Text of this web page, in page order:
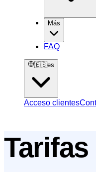
Más
FAQ
🇪🇸es
Acceso clientes
Tarifas